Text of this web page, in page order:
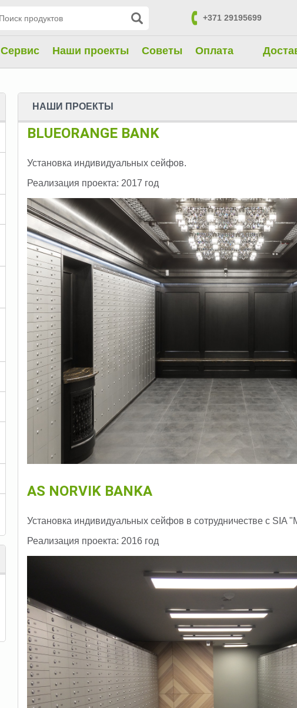
+371 29195699
Cервис Hаши проекты Советы Oплата
HАШИ ПРОЕКТЫ
BLUEORANGE BANK
Установка индивидуальных сейфов.
Реализация проекта: 2017 год
AS NORVIK BANKA
Установка индивидуальных сейфов в сотрудничестве с SIA
Реализация проекта: 2016 год